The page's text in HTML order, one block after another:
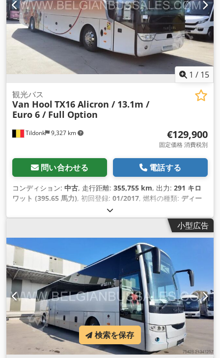
1 / 15
Tildonk 9,327 km
観光バス
Van Hool TX16 Alicron / 13.1m /
Euro 6 / Full Option
€129,900
固定価格 消費税別
問い合わせる 電話する
コンディション: 中古, 走行距離: 355,755 km, 出力: 291 キロ
ワット (395.65 馬力), 初回登録: 01/2017, 燃料の種類: ディー
オートマチック
ロ6, 色:その他, ブレーキ:リターダ, 製造年:2017, 装備:
ABS（アンチロック・ブレーキ・システム）, エアコン, クルー
ズコントロール, トレーラー連結装置,
小型広告
検索を保存